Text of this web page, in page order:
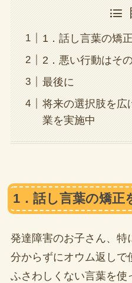
1．話し言葉の矯
2．悪い行動はそ
最後に
将来の選択肢を広
業を実施中
1．話し言葉の矯正
発達障害のお子さん、特
分からずにオウム返しで
ふさわしくない言葉を使